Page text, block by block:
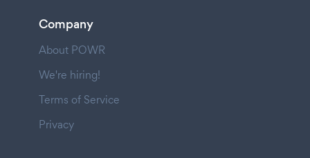
Company
About POWR
We're hiring!
Terms of Service
Privacy